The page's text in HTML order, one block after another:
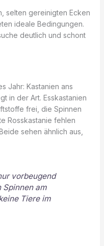
selten gereinigten Ecken
ideale Bedingungen.
deutlich und schont
Jahr: Kastanien ans
in der Art. Esskastanien
frei, die Spinnen
Rosskastanie fehlen
sehen ähnlich aus,
vorbeugend
Spinnen am
Tiere im